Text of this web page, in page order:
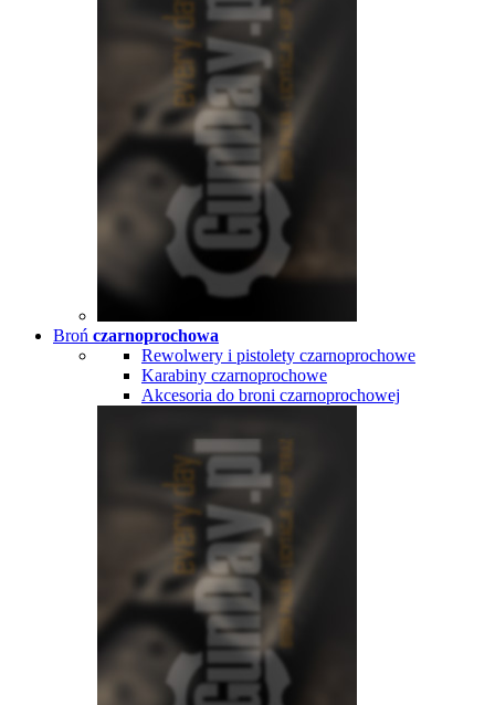
Broń czarnoprochowa
Rewolwery i pistolety czarnoprochowe
Karabiny czarnoprochowe
Akcesoria do broni czarnoprochowej